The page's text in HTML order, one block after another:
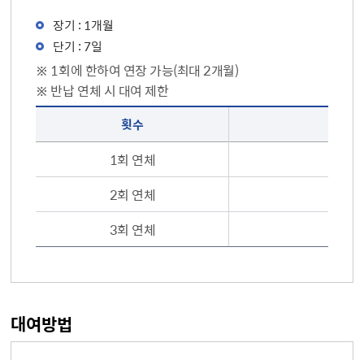
장기 : 1개월
단기 : 7일
※ 1회에 한하여 연장 가능(최대 2개월)
※ 반납 연체 시 대여 제한
횟수
1회 연체
2회 연체
3회 연체
대여방법